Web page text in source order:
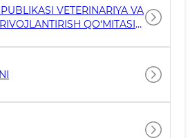
VETERINARIYA VA
QO‘MITASI
BO‘YICHA ICHKI IDORAVIY
I/CH-SONLI BUYRUG‘I